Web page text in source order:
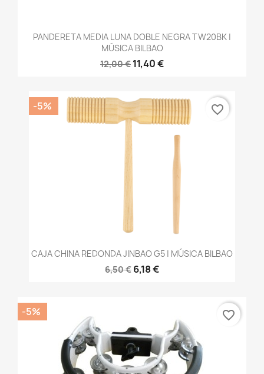
PANDERETA MEDIA LUNA DOBLE NEGRA TW20BK |
MÚSICA BILBAO
12,00 € 11,40 €
CAJA CHINA REDONDA JINBAO G5 | MÚSICA BILBAO
6,50 € 6,18 €
-5% favorite_border
-5% favorite_border